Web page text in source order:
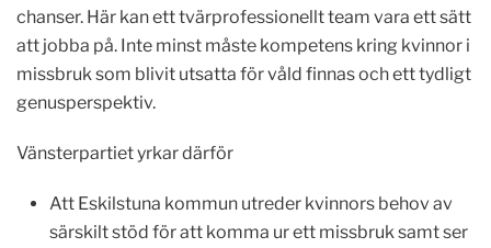
chanser. Här kan ett tvärprofessionellt team vara ett sätt
att jobba på. Inte minst måste kompetens kring kvinnor i
missbruk som blivit utsatta för våld finnas och ett tydligt
genusperspektiv.
Vänsterpartiet yrkar därför
Att Eskilstuna kommun utreder kvinnors behov av
särskilt stöd för att komma ur ett missbruk samt ser